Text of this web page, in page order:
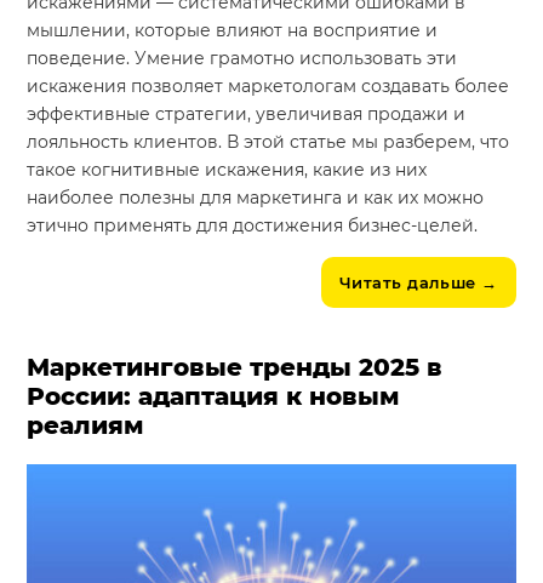
мышлении, которые влияют на восприятие и
поведение. Умение грамотно использовать эти
искажения позволяет маркетологам создавать более
эффективные стратегии, увеличивая продажи и
лояльность клиентов. В этой статье мы разберем, что
такое когнитивные искажения, какие из них
наиболее полезны для маркетинга и как их можно
этично применять для достижения бизнес-целей.
Читать дальше →
Маркетинговые тренды 2025 в
России: адаптация к новым
реалиям